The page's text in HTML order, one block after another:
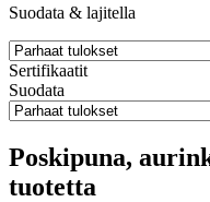
Suodata & lajitella
Sertifikaatit
Suodata
Poskipuna,
tuotetta